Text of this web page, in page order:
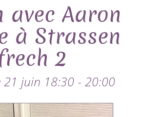
avec Aaron
à Strassen
2
21 juin 18:30 - 20:00